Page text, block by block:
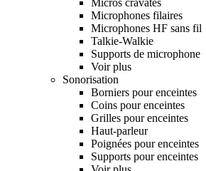
Microphones filaires
Microphones HF sans fil
Talkie-Walkie
Supports de microphone
Voir plus
Sonorisation
Borniers pour enceintes
Coins pour enceintes
Grilles pour enceintes
Haut-parleur
Poignées pour enceintes
Supports pour enceintes